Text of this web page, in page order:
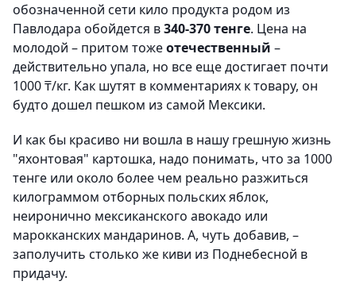
обозначенной сети кило продукта родом из
Павлодара обойдется в340-370 тенге. Цена на
молодой – притом тожеотечественный –
действительно упала, но все еще достигает почти
1000 ₸/кг. Как шутят в комментариях к товару, он
будто дошел пешком из самой Мексики.
И как бы красиво ни вошла в нашу грешную жизнь
"яхонтовая" картошка, надо понимать, что за 1000
тенге или около более чем реально разжиться
килограммом отборных польских яблок,
неиронично мексиканского авокадо или
марокканских мандаринов. А, чуть добавив, –
заполучить столько же киви из Поднебесной в
придачу.